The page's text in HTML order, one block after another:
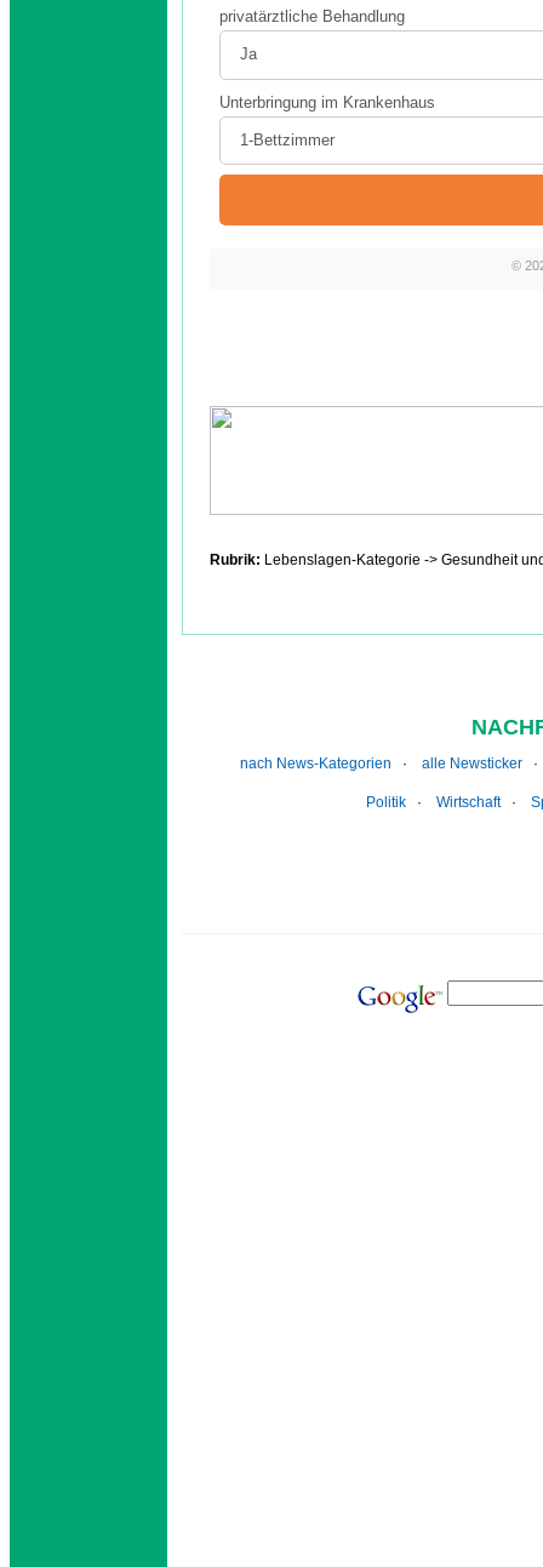
Rubrik: Lebenslagen-Kategorie -> Gesundheit
nach News-Kategorien · alle Newsticker
Politik · Wirtschaft·